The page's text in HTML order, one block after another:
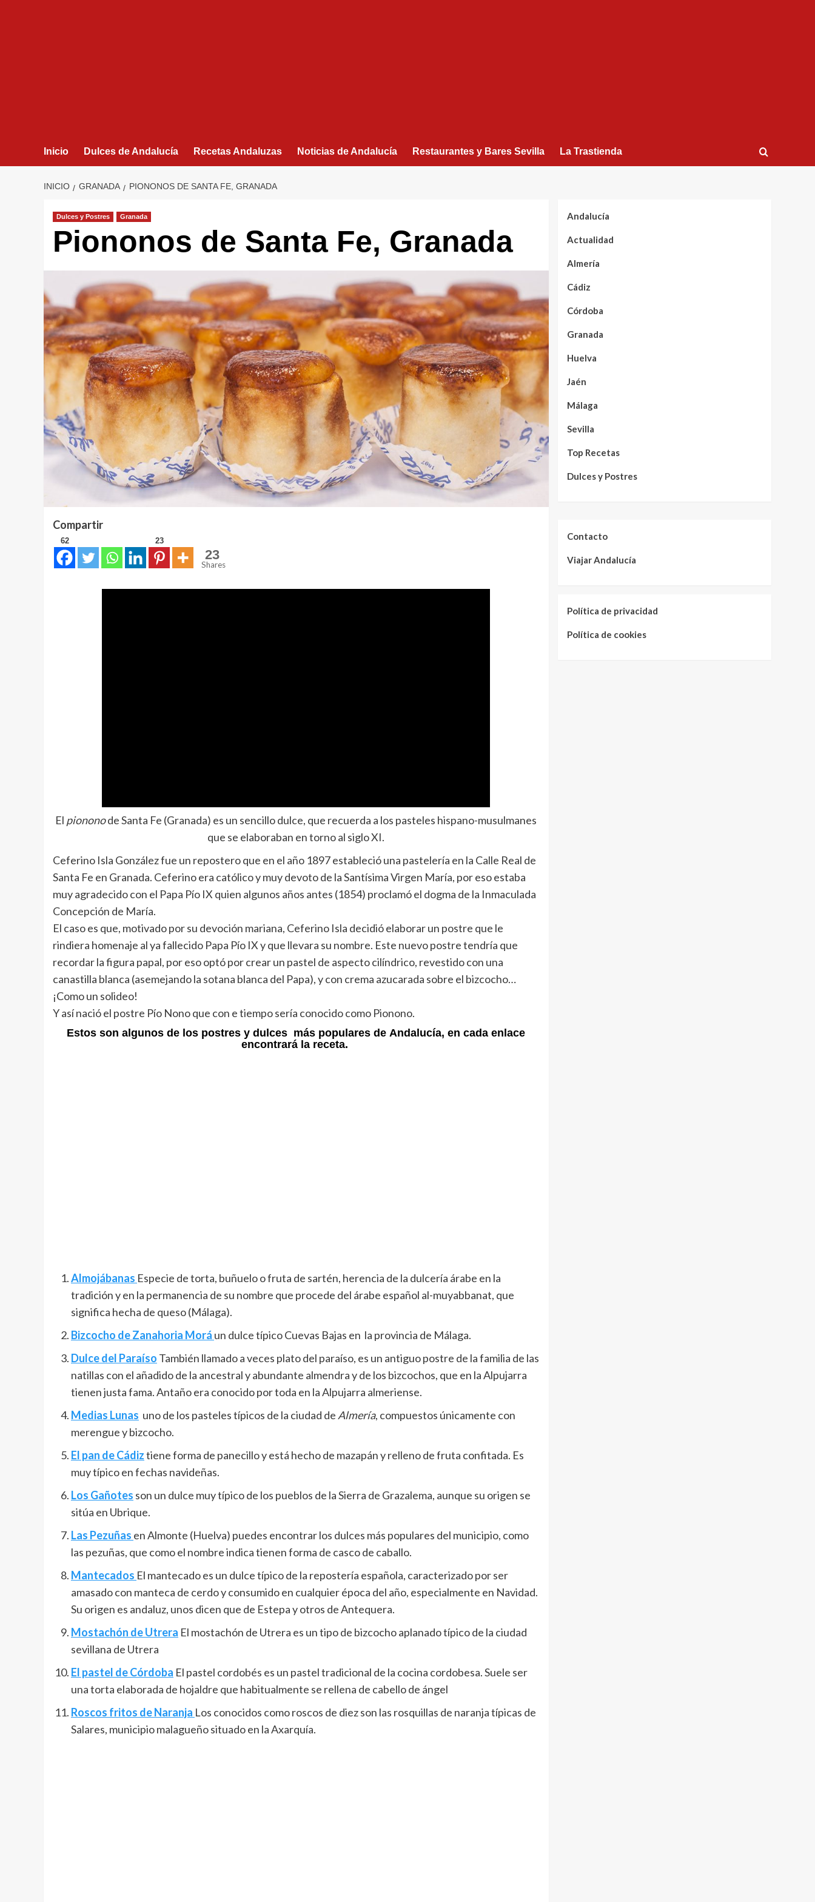
Inicio Dulces de Andalucía Recetas Andaluzas Noticias de Andalucía Restaurantes y Bares Sevilla La Trastienda
INICIO GRANADA PIONONOS DE SANTA FE, GRANADA
Dulces y Postres Granada
Piononos de Santa Fe, Granada
Compartir
62 23
23
Shares
El piononode Santa Fe (Granada) es un sencillo dulce, que recuerda a los pasteles hispano-musulmanes
que se elaboraban en torno al siglo XI.
Ceferino Isla González fue un repostero que en el año 1897 estableció una pastelería en la Calle Real de
Santa Fe en Granada. Ceferino era católico y muy devoto de la Santísima Virgen María, por eso estaba
muy agradecido con el Papa Pío IX quien algunos años antes (1854) proclamó el dogma de la Inmaculada
Concepción de María.
El caso es que, motivado por su devoción mariana, Ceferino Isla decidió elaborar un postre que le
rindiera homenaje al ya fallecido Papa Pío IX y que llevara su nombre. Este nuevo postre tendría que
recordar la figura papal, por eso optó por crear un pastel de aspecto cilíndrico, revestido con una
canastilla blanca (asemejando la sotana blanca del Papa), y con crema azucarada sobre el bizcocho…
¡Como un solideo!
Y así nació el postre Pío Nono que con e tiempo sería conocido como Pionono.
Estos son algunos de los postres y dulces más populares de Andalucía, en cada enlace
encontrará la receta.
Almojábanas Especie de torta, buñuelo o fruta de sartén, herencia de la dulcería árabe en la
tradición y en la permanencia de su nombre que procede del árabe español al-muyabbanat, que
significa hecha de queso (Málaga).
Bizcocho de Zanahoria Morá un dulce típico Cuevas Bajas en la provincia de Málaga.
Dulce del Paraíso También llamado a veces plato del paraíso, es un antiguo postre de la familia de las
natillas con el añadido de la ancestral y abundante almendra y de los bizcochos, que en la Alpujarra
tienen justa fama. Antaño era conocido por toda en la Alpujarra almeriense.
Medias Lunas uno de los pasteles típicos de la ciudad de Almería, compuestos únicamente con
merengue y bizcocho.
El pan de Cádiztiene forma de panecillo y está hecho de mazapán y relleno de fruta confitada. Es
muy típico en fechas navideñas.
Los Gañotes son un dulce muy típico de los pueblos de la Sierra de Grazalema, aunque su origen se
sitúa en Ubrique.
Las Pezuñas en Almonte (Huelva) puedes encontrar los dulces más populares del municipio, como
las pezuñas, que como el nombre indica tienen forma de casco de caballo.
Mantecados El mantecado es un dulce típico de la repostería española, caracterizado por ser
amasado con manteca de cerdo y consumido en cualquier época del año, especialmente en Navidad.
Su origen es andaluz, unos dicen que de Estepa y otros de Antequera.
Mostachón de Utrera El mostachón de Utrera es un tipo de bizcocho aplanado típico de la ciudad
sevillana de Utrera
El pastel de Córdoba El pastel cordobés es un pastel tradicional de la cocina cordobesa.​ Suele ser
una torta elaborada de hojaldre que habitualmente se rellena de cabello de ángel
Roscos fritos de Naranja Los conocidos como roscos de diez son las rosquillas de naranja típicas de
Salares, municipio malagueño situado en la Axarquía.
Andalucía
Actualidad
Almería
Cádiz
Córdoba
Granada
Huelva
Jaén
Málaga
Sevilla
Top Recetas
Dulces y Postres
Contacto
Viajar Andalucía
Política de privacidad
Política de cookies